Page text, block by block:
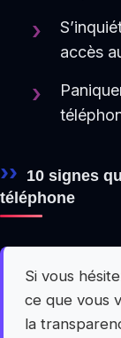
accès
10 signes
téléphone
Si vous
ce que vous
la